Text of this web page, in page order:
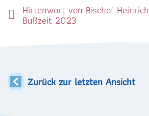
Hirtenwort von Bischof
Bußzeit 2023
Zurück zur letzten Ansicht